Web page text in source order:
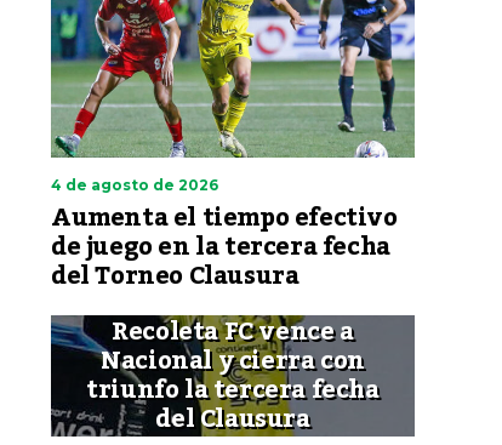
4 de agosto de 2026
Aumenta el tiempo efectivo
de juego en la tercera fecha
del Torneo Clausura
Recoleta FC vence a
Nacional y cierra con
triunfo la tercera fecha
del Clausura